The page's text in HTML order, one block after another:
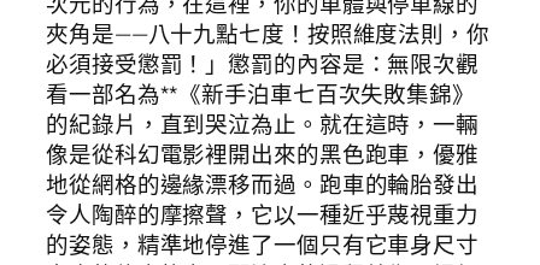
夾角是——八十九點七度！按照維度法則，你
必須接受懲罰！」懲罰的內容是：無限次觀
看一部名為**《新手泊車七百次失敗集錦》
的紀錄片，直到哭泣為止。就在這時，一輛
像是從科幻電影裡開出來的黑色跑車，優雅
地從網格的邊緣漂移而過。跑車的輪胎發出
令人陶醉的摩擦聲，它以一種近乎蔑視重力
的姿態，精準地停進了一個只有它車身尺寸